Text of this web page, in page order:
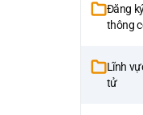
Đăng
thông
Lĩnh
tử